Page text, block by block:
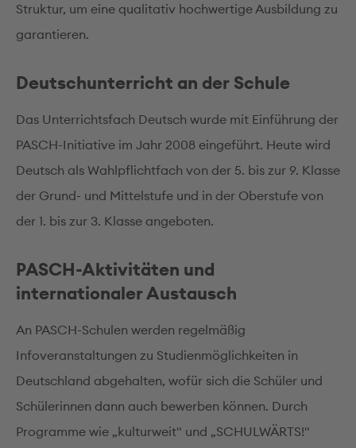
Struktur, um eine qualitativ hochwertige Ausbildung zu
garantieren.
Deutschunterricht an der Schule
Das Unterrichtsfach Deutsch wurde mit Einführung der
PASCH-Initiative im Jahr 2008 eingeführt. Heute wird
Deutsch als Wahlpflichtfach von der 5. bis zur 9. Klasse
der Grund- und Mittelstufe und in der Oberstufe von
der 1. bis zur 3. Klasse angeboten.
PASCH-Aktivitäten und
internationaler Austausch
An PASCH-Schulen werden regelmäßig
Infoveranstaltungen zu Studienmöglichkeiten in
Deutschland abgehalten, wofür sich die Schüler und
Schülerinnen dann auch bewerben können. Durch
Programme wie „kulturweit" und „SCHULWÄRTS!"